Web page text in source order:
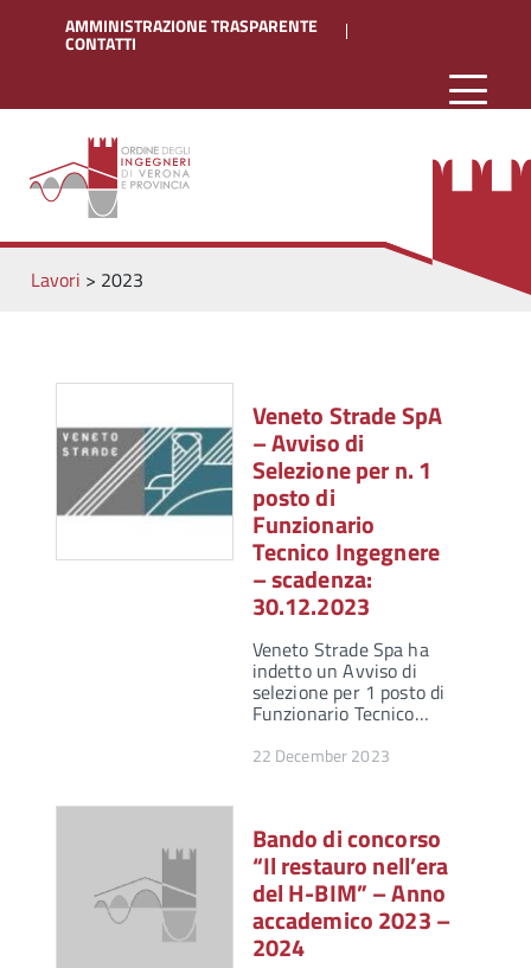
AMMINISTRAZIONE TRASPARENTE
CONTATTI
Lavori > 2023
Veneto Strade SpA
– Avviso di
Selezione per n. 1
posto di
Funzionario
Tecnico Ingegnere
– scadenza:
30.12.2023
Veneto Strade Spa ha
indetto un Avviso di
selezione per 1 posto di
Funzionario Tecnico…
22 December 2023
Bando di concorso
“Il restauro nell’era
del H-BIM” – Anno
accademico 2023 –
2024